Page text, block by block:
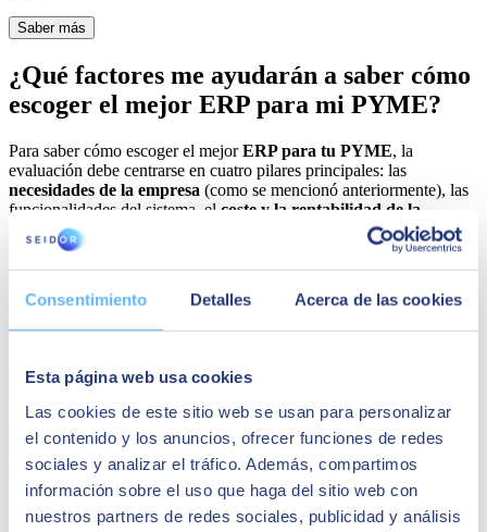
Consentimiento Detalles Acerca de las cookies
Esta página web usa cookies
Las cookies de este sitio web se usan para personalizar
el contenido y los anuncios, ofrecer funciones de redes
sociales y analizar el tráfico. Además, compartimos
información sobre el uso que haga del sitio web con
nuestros partners de redes sociales, publicidad y análisis
Saber más
¿Qué factores me ayudarán a saber cómo
escoger el mejor ERP para mi PYME?
Para saber cómo escoger el mejorERP para tu PYME, la
evaluación debe centrarse en cuatro pilares principales: las
necesidades de la empresa (como se mencionó anteriormente), las
funcionalidades del sistema, el coste y la rentabilidad de la
inversión (ROI)
partner tecnológicoencargado
de la implementación.
Como punto de partida, la clave para saber cómo escoger el mejor
Este análisis se realiza de manera más exhaustiva una vez que hayas
escogido unpartner tecnológico
, pero es útil evaluar
preliminarmente los
procesos críticos,
las aspiraciones futuras y los
requerimientos específicos de tu sector.